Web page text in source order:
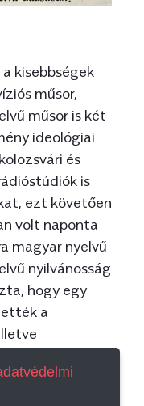
kisebbségek
műsor,
műsor is két
ideológiai
és
is
ezt követően
volt naponta
magyar nyelvű
nyilvánosság
hogy egy
a